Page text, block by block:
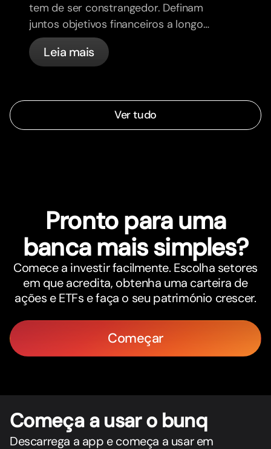
tem de ser constrangedor. Definam
juntos objetivos financeiros a longo
prazo e sintam-se mais alinhados.
Leia mais
Ver tudo
Pronto para uma
banca mais simples?
Comece a investir facilmente. Escolha setores
em que acredita, obtenha uma carteira de
ações e ETFs e faça o seu património crescer.
Começar
Começa a usar o bunq
Descarrega a app e começa a usar em